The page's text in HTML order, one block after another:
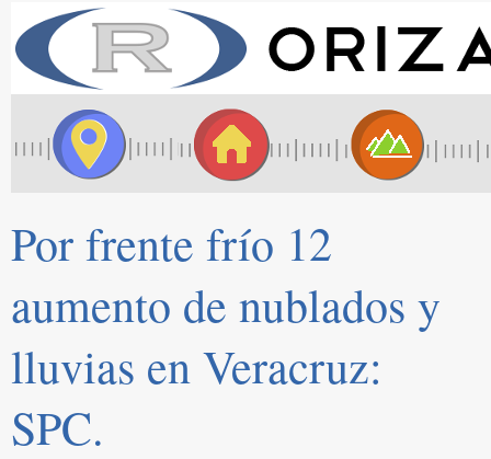
Por frente frío 12
aumento de nublados y
lluvias en Veracruz:
SPC.